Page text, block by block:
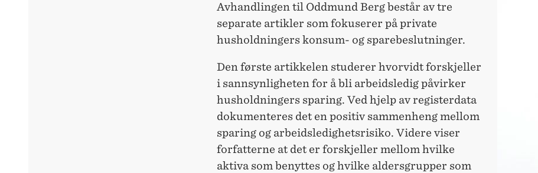
Avhandlingen til Oddmund Berg består av tre
separate artikler som fokuserer på private
husholdningers konsum- og sparebeslutninger.
Den første artikkelen studerer hvorvidt forskjeller
i sannsynligheten for å bli arbeidsledig påvirker
husholdningers sparing. Ved hjelp av registerdata
dokumenteres det en positiv sammenheng mellom
sparing og arbeidsledighetsrisiko. Videre viser
forfatterne at det er forskjeller mellom hvilke
aktiva som benyttes og hvilke aldersgrupper som